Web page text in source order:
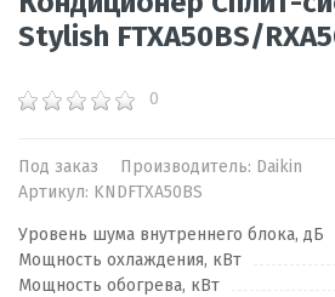
Stylish FTXA50BS/
0
Под заказ Производитель: Daikin
Артикул: KNDFTXA50BS
Уровень шума внутреннего блока, дБ
Мощность охлаждения, кВт
Мощность обогрева, кВт